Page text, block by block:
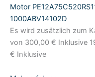
Motor
1000ABV14102D
Es wird zusätzlich zum
von 300,00 € Inklusive
€ Inklusive